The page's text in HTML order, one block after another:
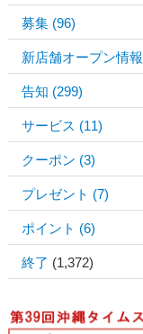
募集 (96)
新店舗オープン情報
告知 (299)
サービス (11)
クーポン (3)
プレゼント (7)
ポイント (6)
終了 (1,372)